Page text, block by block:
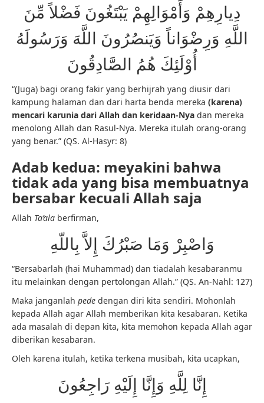
دِيارِهِمْ وَأَمْوَالِهِمْ يَبْتَغُونَ فَضْلاً مِّنَ
اللَّهِ وَرِضْوَاناً وَيَنصُرُونَ اللَّهَ وَرَسُولَهُ
أُوْلَئِكَ هُمُ الصَّادِقُونَ
“(Juga) bagi orang fakir yang berhijrah yang diusir dari
kampung halaman dan dari harta benda mereka (karena)
mencari karunia dari Allah dan keridaan-Nya dan mereka
menolong Allah dan Rasul-Nya. Mereka itulah orang-orang
yang benar.” (QS. Al-Hasyr: 8)
Adab kedua: meyakini bahwa
tidak ada yang bisa membuatnya
bersabar kecuali Allah saja
Allah Ta’ala berfirman,
وَاصْبِرْ وَمَا صَبْرُكَ إِلاَّ بِاللّهِ
“Bersabarlah (hai Muhammad) dan tiadalah kesabaranmu
itu melainkan dengan pertolongan Allah.” (QS. An-Nahl: 127)
Maka janganlah pede dengan diri kita sendiri. Mohonlah
kepada Allah agar Allah memberikan kita kesabaran. Ketika
ada masalah di depan kita, kita memohon kepada Allah agar
diberikan kesabaran.
Oleh karena itulah, ketika terkena musibah, kita ucapkan,
إِنَّا لِلَّهِ وَإِنَّا إِلَيْهِ رَاجِعُونَ